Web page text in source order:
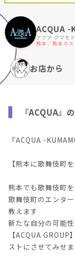
ACQUA -
アクア クマモト
熊本／熊本ホ
お店から
『ACQUA』
『ACQUA -
【熊本に歌舞伎町を
熊本でも歌舞伎町
歌舞伎町のエンタ
教えます
新たな自分の可能
【ACQUA
ストにさせてみせま